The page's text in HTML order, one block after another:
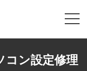
コン設定修理